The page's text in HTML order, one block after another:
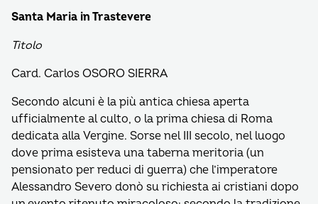
Santa Maria in Trastevere
Titolo
Card. Carlos OSORO SIERRA
Secondo alcuni è la più antica chiesa aperta
ufficialmente al culto, o la prima chiesa di Roma
dedicata alla Vergine. Sorse nel III secolo, nel luogo
dove prima esisteva una taberna meritoria (un
pensionato per reduci di guerra) che l’imperatore
Alessandro Severo donò su richiesta ai cristiani dopo